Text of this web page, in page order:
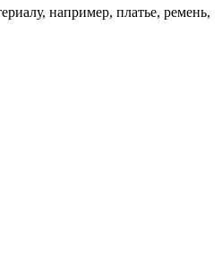
например, платье, ремень,